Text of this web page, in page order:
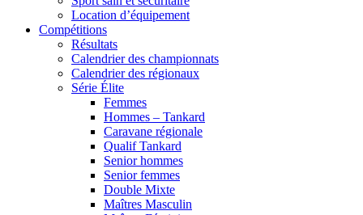
Location d’équipement
Compétitions
Résultats
Calendrier des championnats
Calendrier des régionaux
Série Élite
Femmes
Hommes – Tankard
Caravane régionale
Qualif Tankard
Senior hommes
Senior femmes
Double Mixte
Maîtres Masculin